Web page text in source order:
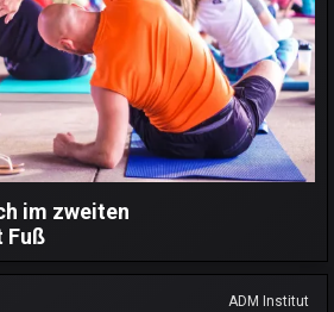
im zweiten
Fuß
ADM Institut